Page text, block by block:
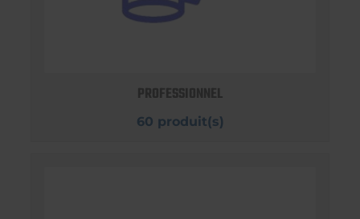
PROFESSIONNEL
60 produit(s)